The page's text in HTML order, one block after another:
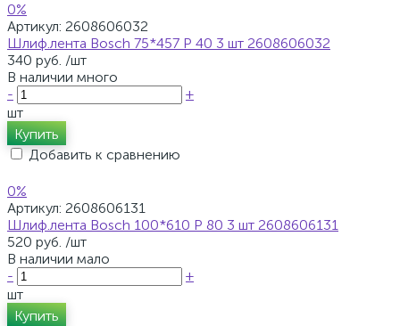
0%
Артикул: 2608606032
Шлиф.лента Bosch 75*457 Р 40 3 шт 2608606032
340 руб. /шт
В наличии много
-
+
шт
Купить
Добавить к сравнению
0%
Артикул: 2608606131
Шлиф.лента Bosch 100*610 Р 80 3 шт 2608606131
520 руб. /шт
В наличии мало
-
+
шт
Купить